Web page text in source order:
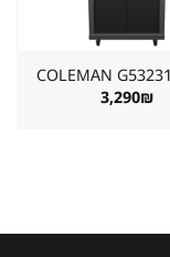
3,290